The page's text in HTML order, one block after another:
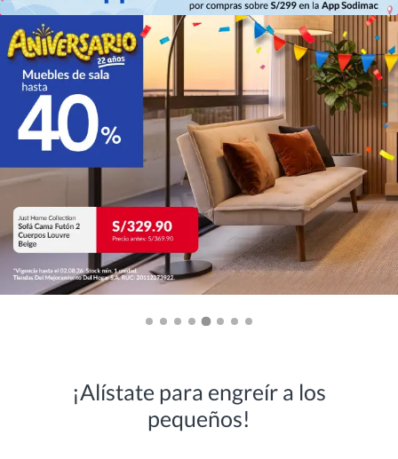
¡Alístate para engreír a los
pequeños!